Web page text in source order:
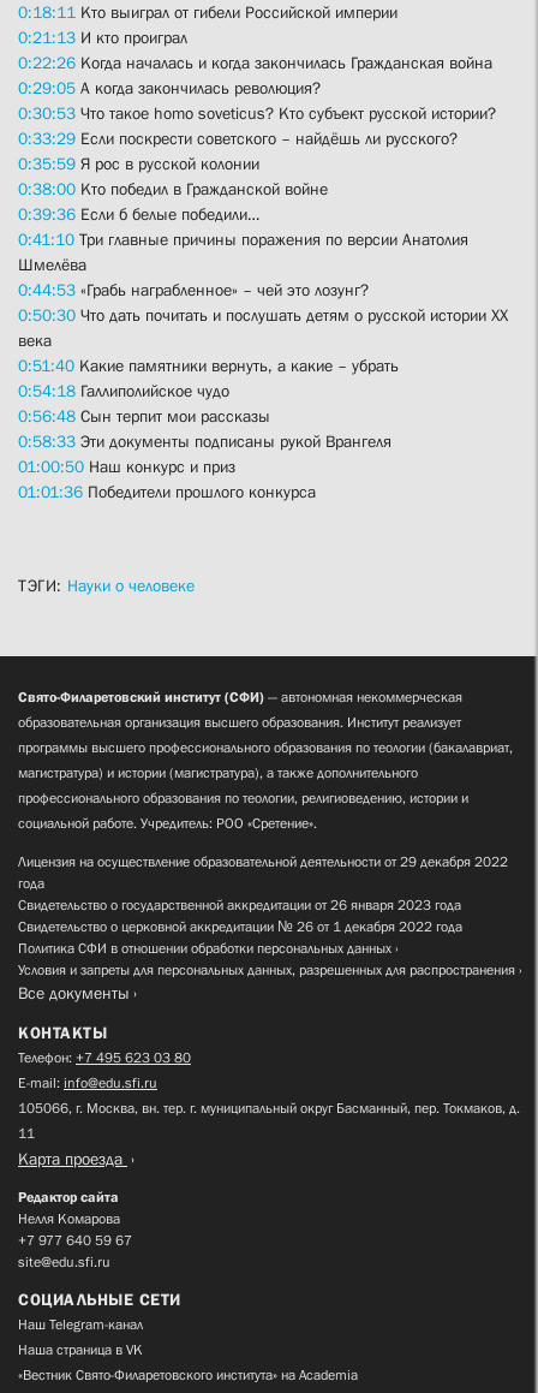
0:18:11 Кто выиграл от гибели Российской империи
0:21:13 И кто проиграл
0:22:26 Когда началась и когда закончилась Гражданская война
0:29:05 А когда закончилась революция?
0:30:53 Что такое homo soveticus? Кто субъект русской истории?
0:33:29 Если поскрести советского – найдёшь ли русского?
0:35:59 Я рос в русской колонии
0:38:00 Кто победил в Гражданской войне
0:39:36 Если б белые победили…
0:41:10 Три главные причины поражения по версии Анатолия
Шмелёва
0:44:53 «Грабь награбленное» – чей это лозунг?
0:50:30 Что дать почитать и послушать детям о русской истории XX
века
0:51:40 Какие памятники вернуть, а какие – убрать
0:54:18 Галлиполийское чудо
0:56:48 Сын терпит мои рассказы
0:58:33 Эти документы подписаны рукой Врангеля
01:00:50 Наш конкурс и приз
01:01:36 Победители прошлого конкурса
ТЭГИ: Науки о человеке
Свято-Филаретовский институт (СФИ) — автономная некоммерческая
образовательная организация высшего образования. Институт реализует
программы высшего профессионального образования по теологии (бакалавриат,
магистратура) и истории (магистратура), а также дополнительного
профессионального образования по теологии, религиоведению, истории и
социальной работе. Учредитель: РОО «Сретение».
Лицензия на осуществление образовательной деятельности от 29 декабря 2022
года
Свидетельство о государственной аккредитации от 26 января 2023 года
Свидетельство о церковной аккредитации № 26 от 1 декабря 2022 года
Политика СФИ в отношении обработки персональных данных
Условия и запреты для персональных данных, разрешенных для распространения
Все документы
КОНТАКТЫ
Телефон: +7 495 623 03 80
E-mail: info@edu.sfi.ru
105066, г. Москва, вн. тер. г. муниципальный округ Басманный, пер. Токмаков, д.
11
Карта проезда
Редактор сайта
Нелля Комарова
+7 977 640 59 67
site@edu.sfi.ru
СОЦИАЛЬНЫЕ СЕТИ
Наш Telegram-канал
Наша страница в VK
«Вестник Свято-Филаретовского института» на Academia